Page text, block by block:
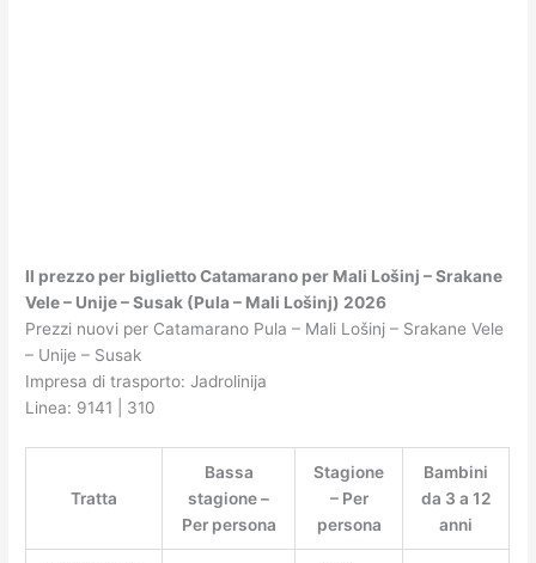
Il prezzo per biglietto Catamarano per Mali Lošinj – Srakane
Vele – Unije – Susak (Pula – Mali Lošinj) 2026
Prezzi nuovi per Catamarano Pula – Mali Lošinj – Srakane Vele
– Unije – Susak
Impresa di trasporto: Jadrolinija
Linea: 9141 | 310
Tratta
Bassa
stagione –
Per persona
Stagione
– Per
persona
Bambini
da 3 a 12
anni